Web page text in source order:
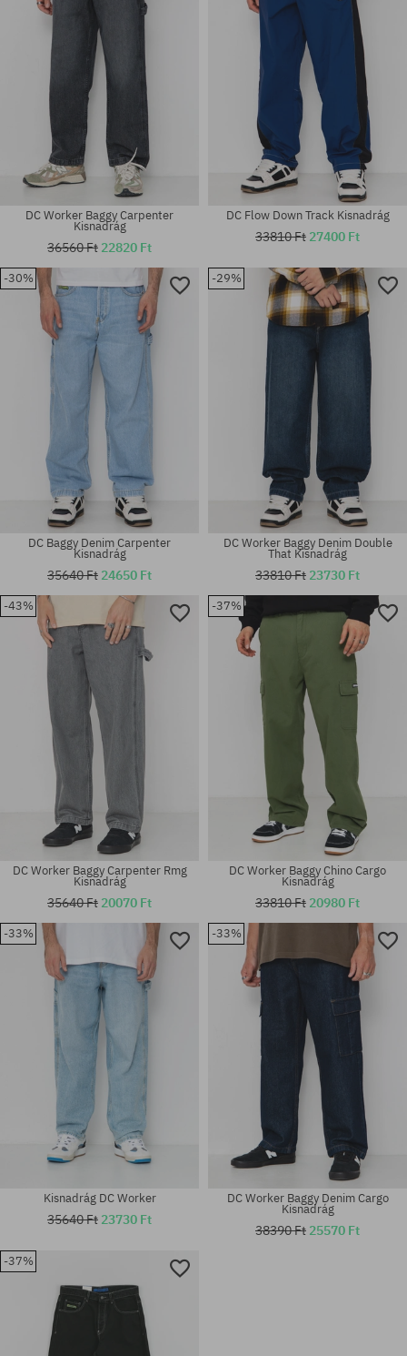
Elérhető méretek:
30X32; 31X32; 32X32; 33X34
Elérhető méretek:
31X32; 32X32; 33X34; 36X34
Elérhető méretek:
31X32; 33X34; 34X34
DC Worker Baggy Carpenter
Kisnadrág
36560 Ft 22820 Ft
Elérhető méretek:
L; XL
DC Flow Down Track Kisnadrág
33810 Ft 27400 Ft
-30%
Elérhető méretek:
30X32; 31X32; 32X32; 33X34;
34X34
DC Baggy Denim Carpenter
Kisnadrág
35640 Ft 24650 Ft
-29%
Elérhető méretek:
30X32; 32X32; 33X34
DC Worker Baggy Denim Double
That Kisnadrág
33810 Ft 23730 Ft
-43%
Elérhető méretek:
31X32; 32X32; 33X34; 34X34
DC Worker Baggy Carpenter Rmg
Kisnadrág
35640 Ft 20070 Ft
-37%
DC Worker Baggy Chino Cargo
Kisnadrág
33810 Ft 20980 Ft
-33%
Kisnadrág DC Worker
35640 Ft 23730 Ft
-33%
DC Worker Baggy Denim Cargo
Kisnadrág
38390 Ft 25570 Ft
-37%